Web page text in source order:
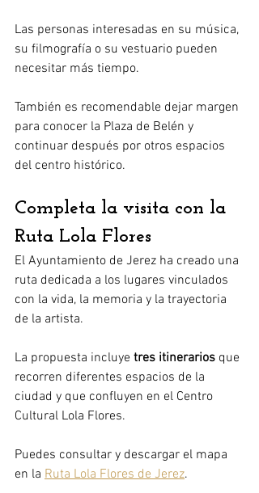
Las personas interesadas en su música,
su filmografía o su vestuario pueden
necesitar más tiempo.
También es recomendable dejar margen
para conocer la Plaza de Belén y
continuar después por otros espacios
del centro histórico.
Completa la visita con la
Ruta Lola Flores
El Ayuntamiento de Jerez ha creado una
ruta dedicada a los lugares vinculados
con la vida, la memoria y la trayectoria
de la artista.
La propuesta incluye tres itinerarios que
recorren diferentes espacios de la
ciudad y que confluyen en el Centro
Cultural Lola Flores.
Puedes consultar y descargar el mapa
en la Ruta Lola Flores de Jerez.